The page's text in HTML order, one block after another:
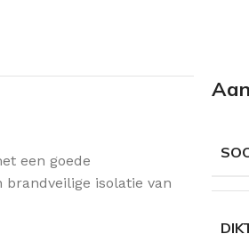
Knauf
032, 033, 035 en
een goede
isolatie van